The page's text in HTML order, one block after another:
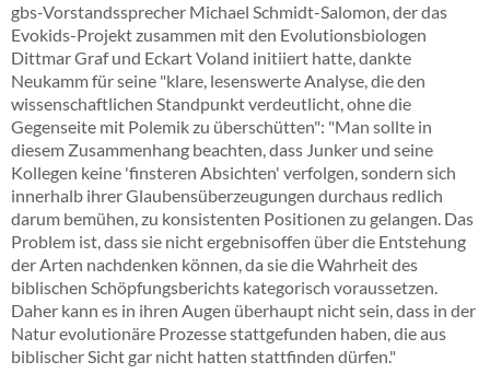
gbs-Vorstandssprecher Michael Schmidt-Salomon, der das
Evokids-Projekt zusammen mit den Evolutionsbiologen
Dittmar Graf und Eckart Voland initiiert hatte, dankte
Neukamm für seine "klare, lesenswerte Analyse, die den
wissenschaftlichen Standpunkt verdeutlicht, ohne die
Gegenseite mit Polemik zu überschütten": "Man sollte in
diesem Zusammenhang beachten, dass Junker und seine
Kollegen keine 'finsteren Absichten' verfolgen, sondern sich
innerhalb ihrer Glaubensüberzeugungen durchaus redlich
darum bemühen, zu konsistenten Positionen zu gelangen. Das
Problem ist, dass sie nicht ergebnisoffen über die Entstehung
der Arten nachdenken können, da sie die Wahrheit des
biblischen Schöpfungsberichts kategorisch voraussetzen.
Daher kann es in ihren Augen überhaupt nicht sein, dass in der
Natur evolutionäre Prozesse stattgefunden haben, die aus
biblischer Sicht gar nicht hatten stattfinden dürfen."